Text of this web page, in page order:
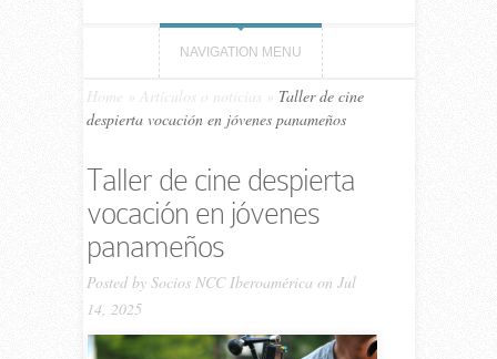
NAVIGATION MENU
Home Artículos o noticias
Taller de cine
despierta vocación en jóvenes panameños
Taller de cine despierta
vocación en jóvenes
panameños
Posted by Socios NCC Iberoamérica on Jul
14, 2025